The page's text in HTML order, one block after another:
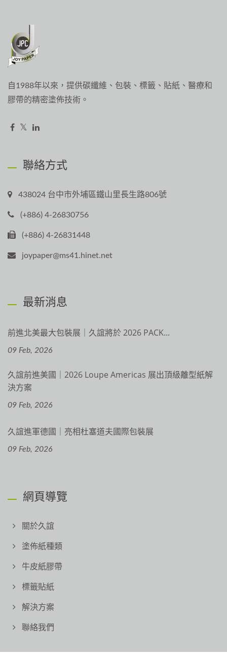
自1988年以來，提供碳纖維、包裝、標籤、貼紙、醫療和
膠帶的精密塗佈技術。
聯絡方式
438024 台中市外埔區鐵山里長生路806號
(+886) 4-26830756
(+886) 4-26831448
joypaper@ms41.hinet.net
最新消息
前進北美最大包裝展｜久誼將於 2026 PACK...
09 Feb, 2026
久誼前進美國｜2026 Loupe Americas 展出頂級離型紙解
決方案
09 Feb, 2026
久誼進軍德國｜亮相杜塞道夫國際包裝展
09 Feb, 2026
網頁導覽
關於久誼
塗佈紙種類
牛皮紙膠帶
標籤貼紙
解決方案
聯絡我們